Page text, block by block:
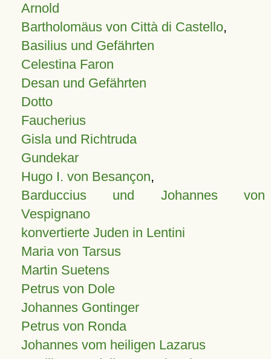
Arnold
Bartholomäus von Città di Castello,
Basilius und Gefährten
Celestina Faron
Desan und Gefährten
Dotto
Faucherius
Gisla und Richtruda
Gundekar
Hugo I. von Besançon,
Barduccius und Johannes von
Vespignano
konvertierte Juden in Lentini
Maria von Tarsus
Martin Suetens
Petrus von Dole
Johannes Gontinger
Petrus von Ronda
Johannes vom heiligen Lazarus